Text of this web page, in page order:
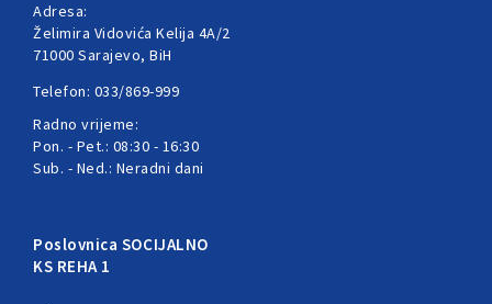
Adresa:
Želimira Vidovića Kelija 4A/2
71000 Sarajevo, BiH
Telefon: 033/869-999
Radno vrijeme:
Pon. - Pet.: 08:30 - 16:30
Sub. - Ned.: Neradni dani
Poslovnica SOCIJALNO
KS REHA 1